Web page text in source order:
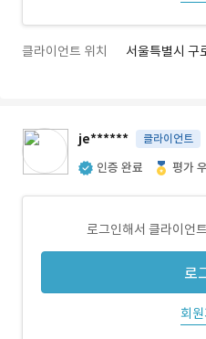
클라이언트 위치 서울특별시 구
je****** 클라이언트
인증 완료 평가
로그인해서 클라이언
로
회